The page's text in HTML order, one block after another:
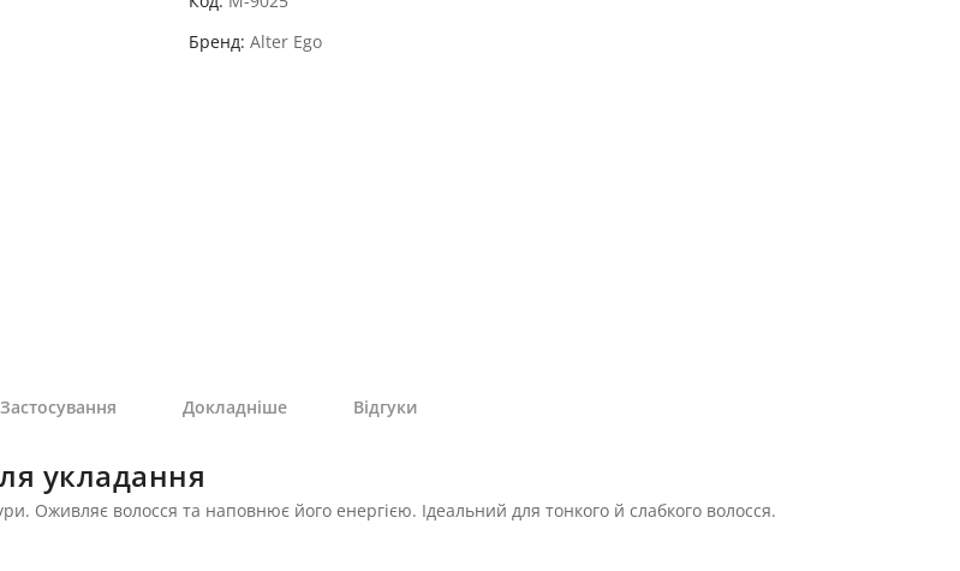
Бренд Alter Ego
укладання
Оживляє волосся та наповнює його енергією. Ідеальний для тонкого й слабкого волосся.
Застосування Докладніше Відгуки